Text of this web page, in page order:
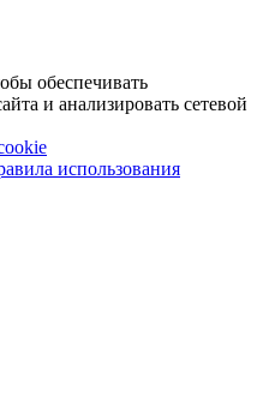
обеспечивать
и анализировать сетевой
использования